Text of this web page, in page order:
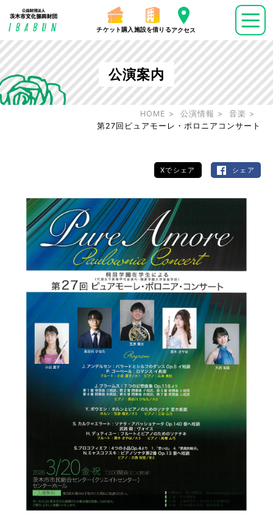
チケット購入 施設を借りるアクセス
公演案内
HOME 公演情報
音楽
第27回ピュアモーレ・ポロニアコンサート
Xでシェア シェア